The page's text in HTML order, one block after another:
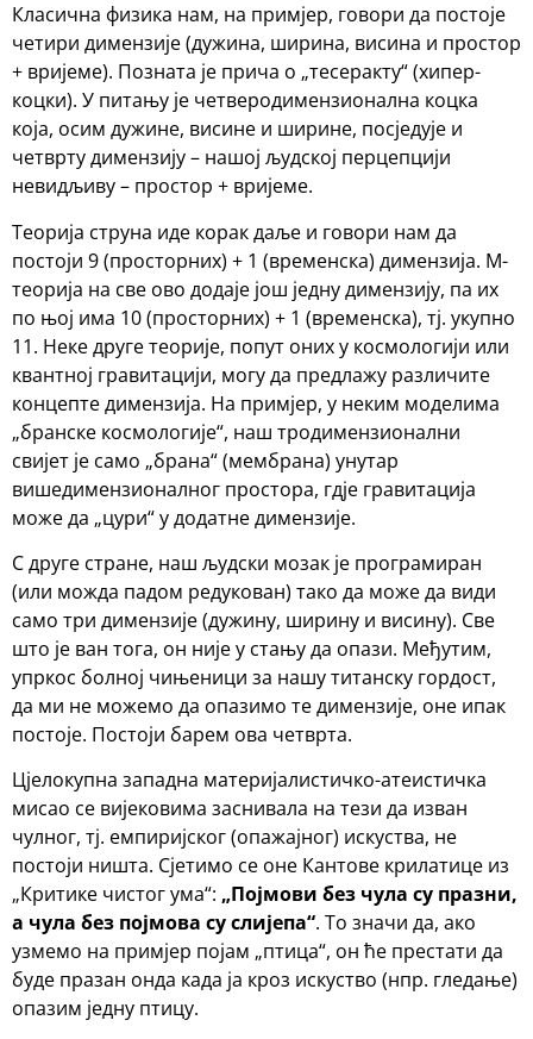
Класична физика нам, на примјер, говори да постоје
четири димензије (дужина, ширина, висина и простор
+ вријеме). Позната је прича о „тесеракту“ (хипер-
коцки). У питању је четверодимензионална коцка
која, осим дужине, висине и ширине, посједује и
четврту димензију – нашој људској перцепцији
невидљиву – простор + вријеме.
Теорија струна иде корак даље и говори нам да
постоји 9 (просторних) + 1 (временска) димензија. М-
теорија на све ово додаје још једну димензију, па их
по њој има 10 (просторних) + 1 (временска), тј. укупно
11. Неке друге теорије, попут оних у космологији или
квантној гравитацији, могу да предлажу различите
концепте димензија. На примјер, у неким моделима
„бранске космологије“, наш тродимензионални
свијет је само „брана“ (мембрана) унутар
вишедимензионалног простора, гдје гравитација
може да „цури“ у додатне димензије.
С друге стране, наш људски мозак је програмиран
(или можда падом редукован) тако да може да види
само три димензије (дужину, ширину и висину). Све
што је ван тога, он није у стању да опази. Међутим,
упркос болној чињеници за нашу титанску гордост,
да ми не можемо да опазимо те димензије, оне ипак
постоје. Постоји барем ова четврта.
Цјелокупна западна материјалистичко-атеистичка
мисао се вијековима заснивала на тези да изван
чулног, тј. емпиријског (опажајног) искуства, не
постоји ништа. Сјетимо се оне Кантове крилатице из
„Критике чистог ума“: „Појмови без чула су празни,
а чула без појмова су слијепа“. То значи да, ако
узмемо на примјер појам „птица“, он ће престати да
буде празан онда када ја кроз искуство (нпр. гледање)
опазим једну птицу.